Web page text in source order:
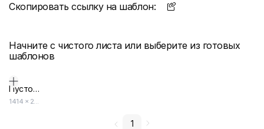
Скопировать ссылку на шаблон:
Начните с чистого листа или выберите из готовых
шаблонов
Пустой дизайн-макет
1414 × 2000
1